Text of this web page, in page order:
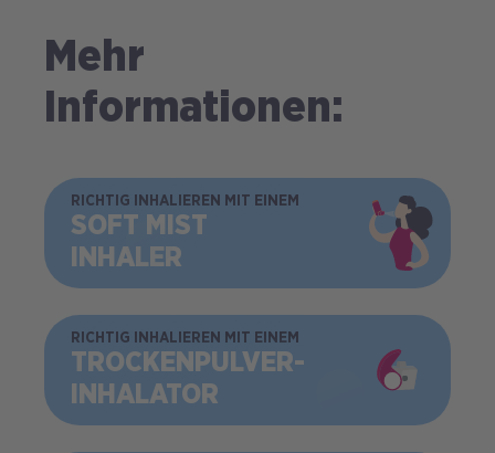
Mehr
Informationen:
BILD
RICHTIG INHALIEREN MIT EINEM
SOFT MIST
INHALER
BILD
RICHTIG INHALIEREN MIT EINEM
TROCKEN­PULVER­
INHALATOR